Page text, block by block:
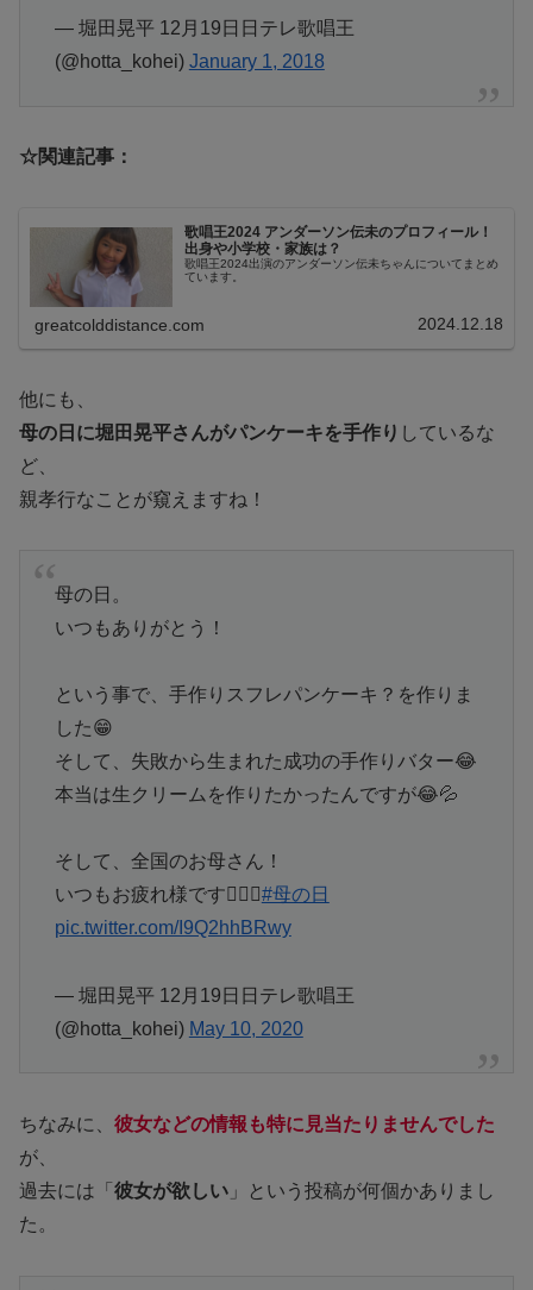
— 堀田晃平 12月19日日テレ歌唱王
(@hotta_kohei) January 1, 2018
☆関連記事：
歌唱王2024 アンダーソン伝未のプロフィール！
出身や小学校・家族は？
歌唱王2024出演のアンダーソン伝未ちゃんについてまとめ
ています。
greatcolddistance.com 2024.12.18
他にも、
母の日に堀田晃平さんがパンケーキを手作り しているな
ど、
親孝行なことが窺えますね！
母の日。
いつもありがとう！
という事で、手作りスフレパンケーキ？を作りま
した😁
そして、失敗から生まれた成功の手作りバター😂
本当は生クリームを作りたかったんですが😂💦
そして、全国のお母さん！
いつもお疲れ様です🙇‍♂️✨#母の日
pic.twitter.com/I9Q2hhBRwy
— 堀田晃平 12月19日日テレ歌唱王
(@hotta_kohei) May 10, 2020
ちなみに、 彼女などの情報も特に見当たりませんでした
が、
過去には「 彼女が欲しい 」という投稿が何個かありまし
た。